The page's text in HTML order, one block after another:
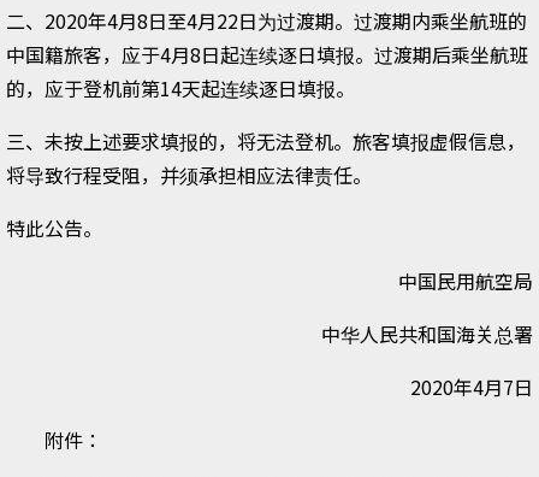
二、2020年4月8日至4月22日为过渡期。过渡期内乘坐航班的
中国籍旅客，应于4月8日起连续逐日填报。过渡期后乘坐航班
的，应于登机前第14天起连续逐日填报。
三、未按上述要求填报的，将无法登机。旅客填报虚假信息，
将导致行程受阻，并须承担相应法律责任。
特此公告。
中国民用航空局
中华人民共和国海关总署
2020年4月7日
附件：